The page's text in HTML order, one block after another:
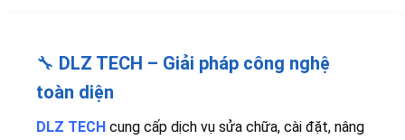
🔧 DLZ TECH – Giải pháp công nghệ
toàn diện
DLZ TECH cung cấp dịch vụ sửa chữa, cài đặt, nâng